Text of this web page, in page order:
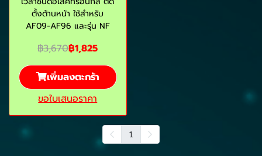
ตั้งด้านหน้า ใช้สำหรับ
AF09-AF96 และรุ่น NF
฿3,670฿1,825
เพิ่มลงตะกร้า
ขอใบเสนอราคา
1